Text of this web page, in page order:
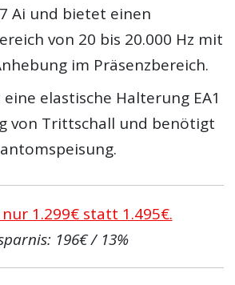
Ai und bietet einen
von 20 bis 20.000 Hz mit
im Präsenzbereich.
elastische Halterung EA1
von Trittschall und benötigt
1.299€ statt 1.495€.
196€ / 13%